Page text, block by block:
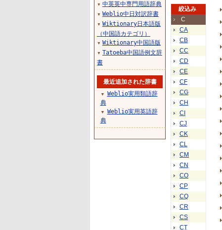
絞込み
C
CA
CB
CC
CD
CE
CF
CG
CH
CI
CJ
CK
CL
CM
CN
CO
CP
CQ
CR
CS
CT
▼ 中英英中専門用語辞典
▼ Weblio中日対訳辞書
▼ Wiktionary日本語版
（中国語カテゴリ）
▼ Wiktionary中国語版
▼ Tatoeba中国語例文辞
書
最近追加された辞書
▼
Weblio実用類語辞
典
▼
Weblio実用英語辞
典